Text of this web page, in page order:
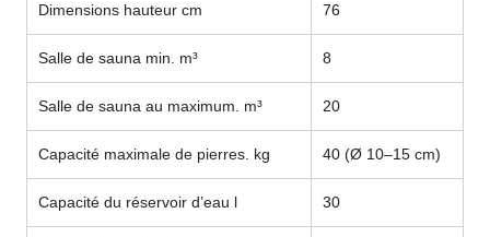
Dimensions hauteur cm 76
Salle de sauna min. m³ 8
Salle de sauna au maximum. m³ 20
Capacité maximale de pierres. kg 40 (Ø 10–15 cm)
Capacité du réservoir d’eau l 30